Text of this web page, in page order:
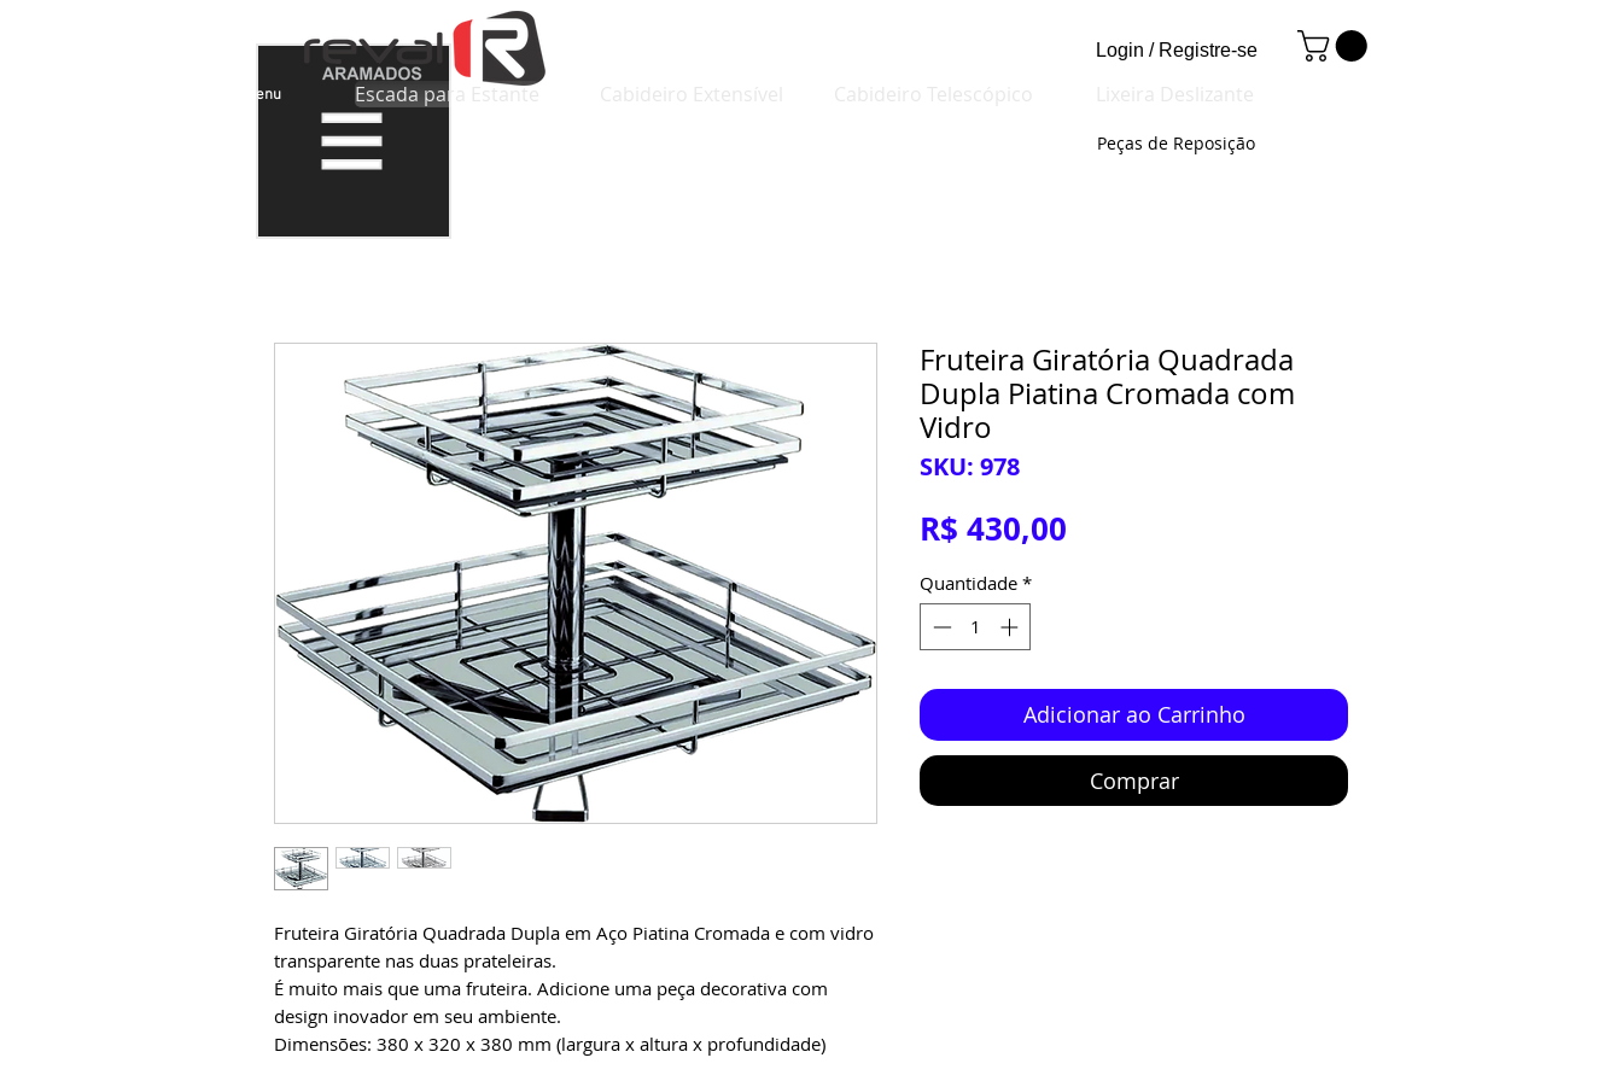
Login / Registre-se
Menu Escada para Estante
Peças de Reposição
Fruteira Giratória Quadrada Dupla em Aço Piatina Cromada e com vidro
transparente nas duas prateleiras.
É muito mais que uma fruteira. Adicione uma peça decorativa com
design inovador em seu ambiente.
Dimensões: 380 x 320 x 380 mm (largura x altura x profundidade)
Fruteira Giratória Quadrada
Dupla Piatina Cromada com
Vidro
SKU: 978
R$ 430,00
Quantidade *
Adicionar ao Carrinho
Comprar